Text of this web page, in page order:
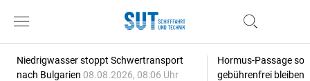
Niedrigwasser stoppt Schwertransport
nach Bulgarien 08.08.2026, 08:06 Uhr
Hormus-Passage
gebührenfrei bleiben